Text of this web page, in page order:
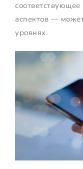
аспектов —
уровнях.